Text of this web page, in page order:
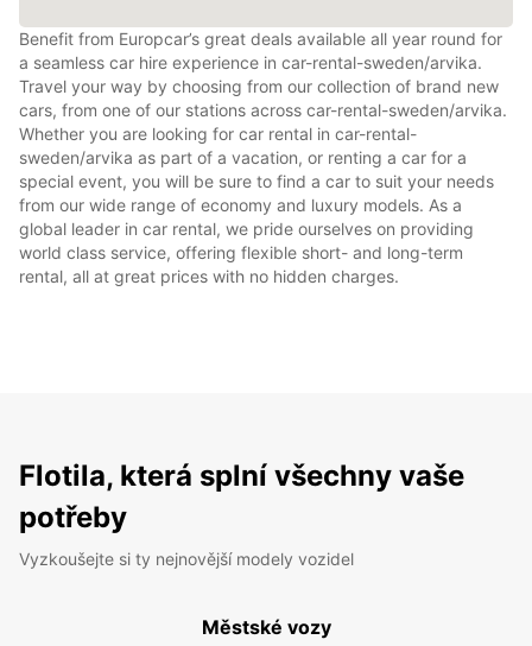
Benefit from Europcar’s great deals available all year round for
a seamless car hire experience in car-rental-sweden/arvika.
Travel your way by choosing from our collection of brand new
cars, from one of our stations across car-rental-sweden/arvika.
Whether you are looking for car rental in car-rental-
sweden/arvika as part of a vacation, or renting a car for a
special event, you will be sure to find a car to suit your needs
from our wide range of economy and luxury models. As a
global leader in car rental, we pride ourselves on providing
world class service, offering flexible short- and long-term
rental, all at great prices with no hidden charges.
Flotila, která splní všechny vaše
potřeby
Vyzkoušejte si ty nejnovější modely vozidel
Městské vozy